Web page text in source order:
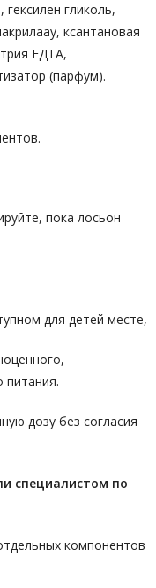
гексилен гликоль,
ксантановая
ЕДТА,
(парфум).
пока лосьон
для детей месте,
питания.
дозу без согласия
специалистом по
компонентов